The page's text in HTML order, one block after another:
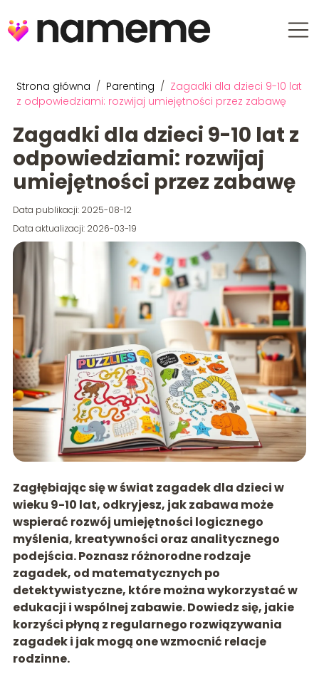
Strona główna / Parenting / Zagadki dla dzieci 9-10 lat
z odpowiedziami: rozwijaj umiejętności przez zabawę
Zagadki dla dzieci 9-10 lat z
odpowiedziami: rozwijaj
umiejętności przez zabawę
Data publikacji: 2025-08-12
Data aktualizacji: 2026-03-19
Zagłębiając się w świat zagadek dla dzieci w
wieku 9-10 lat, odkryjesz, jak zabawa może
wspierać rozwój umiejętności logicznego
myślenia, kreatywności oraz analitycznego
podejścia. Poznasz różnorodne rodzaje
zagadek, od matematycznych po
detektywistyczne, które można wykorzystać w
edukacji i wspólnej zabawie. Dowiedz się, jakie
korzyści płyną z regularnego rozwiązywania
zagadek i jak mogą one wzmocnić relacje
rodzinne.